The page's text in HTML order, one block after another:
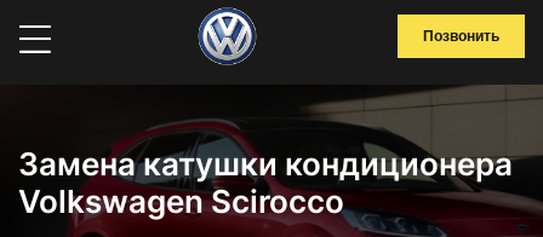
Позвонить
Замена катушки кондиционера
Volkswagen Scirocco